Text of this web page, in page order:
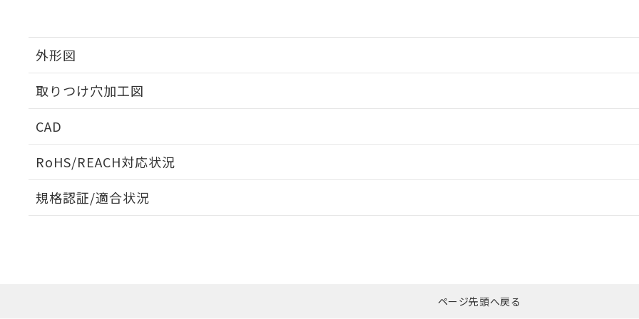
外形図
取りつけ穴加工図
CAD
RoHS/REACH対応状況
EU RoHS 注意事項・凡例
ダウンロードはこちら
規格認証/適合状況
ページ先頭へ戻る